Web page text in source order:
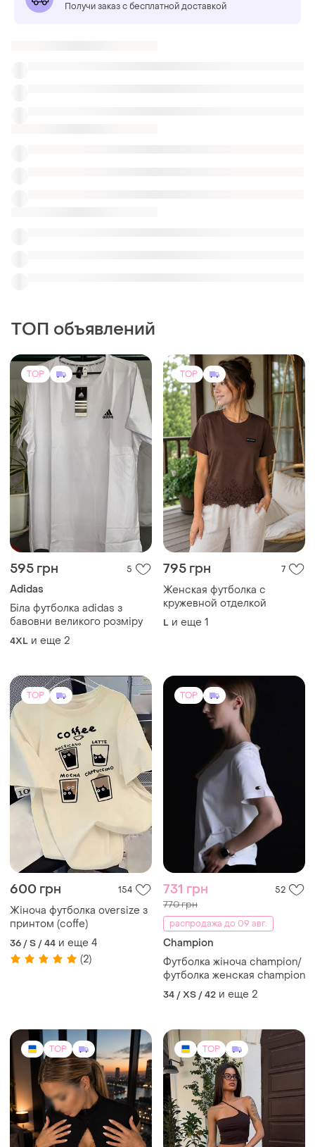
Получи заказ с бесплатной доставкой
Adidas
бавовни великого розміру
4XL и еще 2
L и еще 1
TOP
600 грн 154
Жіноча футболка oversize з
36 / S / 44 и еще 4
(2)
TOP
731 грн
Champion
Футболка жіноча champion/
футболка женская champion
34 / XS / 42 и еще
TOP
(1)
TOP
470 грн 11
Топ через плече
TOP TOP